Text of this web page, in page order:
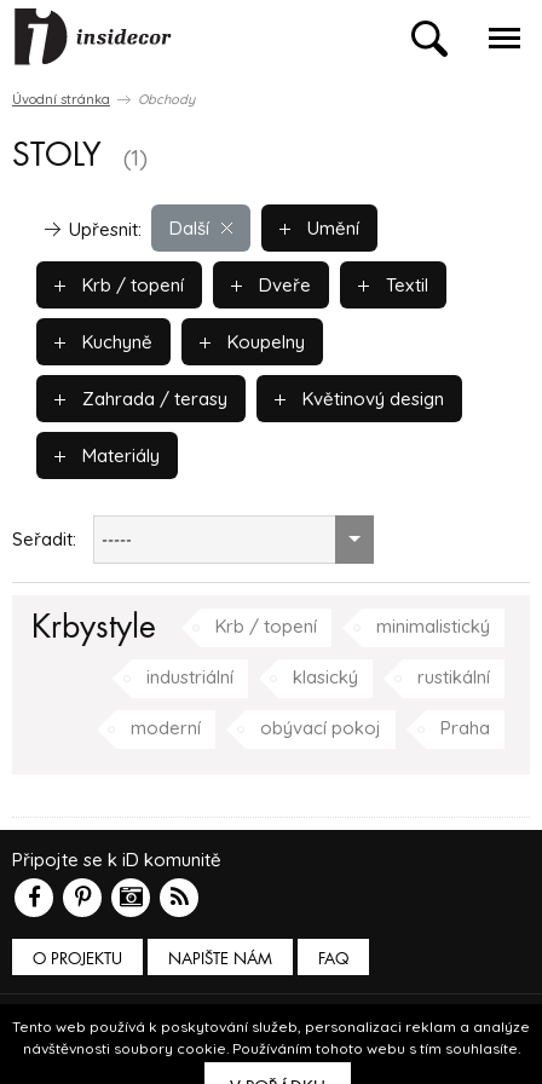
Tento web používá k poskytování služeb, personalizaci reklam a analýze
návštěvnosti soubory cookie. Používáním tohoto webu s tím souhlasíte.
Úvodní stránka Obchody
STOLY (1)
Další
Upřesnit: Umění
Krb / topení Dveře Textil
Kuchyně Koupelny
Zahrada / terasy Květinový design
Materiály
Seřadit: -----
Krbystyle Krb / topení minimalistický
industriální klasický rustikální
moderní obývací pokoj Praha
O PROJEKTU NAPIŠTE NÁM
Připojte se k iD komunitě
FAQ
Podmínky používání
© Insidecor 2013-2019.